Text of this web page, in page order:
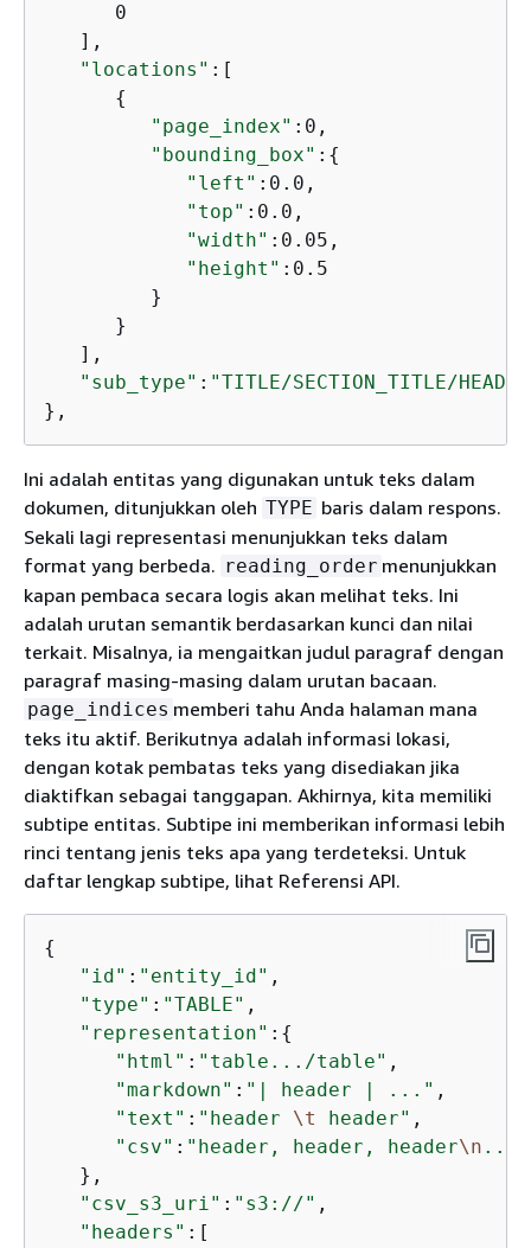
      0
   ],
"locations" :[
{
"page_index" :0,
"bounding_box" : {
"left" :0.0,
"top" :0.0,
"width" :0.05,
"height" :0.5
         }
      }
   ],
"sub_type" : "TITLE/SECTION_TITLE/
},
Ini adalah entitas yang digunakan untuk teks dalam
dokumen, ditunjukkan oleh TYPE baris dalam respons.
Sekali lagi representasi menunjukkan teks dalam
format yang berbeda. reading_order menunjukkan
kapan pembaca secara logis akan melihat teks. Ini
adalah urutan semantik berdasarkan kunci dan nilai
terkait. Misalnya, ia mengaitkan judul paragraf dengan
paragraf masing-masing dalam urutan bacaan.
page_indices memberi tahu Anda halaman mana
teks itu aktif. Berikutnya adalah informasi lokasi,
dengan kotak pembatas teks yang disediakan jika
diaktifkan sebagai tanggapan. Akhirnya, kita memiliki
subtipe entitas. Subtipe ini memberikan informasi lebih
rinci tentang jenis teks apa yang terdeteksi. Untuk
daftar lengkap subtipe, lihat Referensi API.
{
"id" : "entity_id" ,
"type" : "TABLE" ,
"representation" : {
"html" : "table.../table" ,
"markdown" : "| header | ..." ,
"text" : "header \t header" ,
"csv" : "header, header, header\n ..."
   },
"csv_s3_uri" : "s3://" ,
"headers" :[